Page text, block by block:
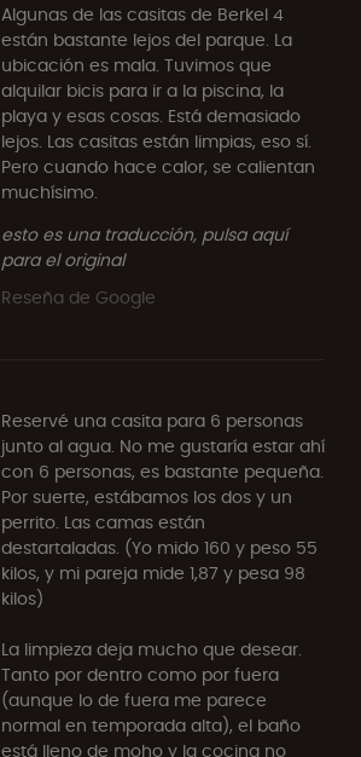
Algunas de las casitas de Berkel 4
están bastante lejos del parque. La
ubicación es mala. Tuvimos que
alquilar bicis para ir a la piscina, la
playa y esas cosas. Está demasiado
lejos. Las casitas están limpias, eso sí.
Pero cuando hace calor, se calientan
muchísimo.
esto es una traducción, pulsa aquí
para el original
Reseña de Google
Reservé una casita para 6 personas
junto al agua. No me gustaría estar ahí
con 6 personas, es bastante pequeña.
Por suerte, estábamos los dos y un
perrito. Las camas están
destartaladas. (Yo mido 160 y peso 55
kilos, y mi pareja mide 1,87 y pesa 98
kilos)
La limpieza deja mucho que desear.
Tanto por dentro como por fuera
(aunque lo de fuera me parece
normal en temporada alta), el baño
está lleno de moho y la cocina no